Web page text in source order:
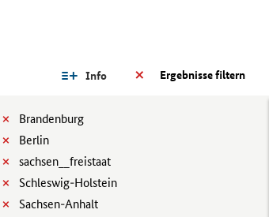
Ergebnisse filtern
Info
Brandenburg
Berlin
sachsen__freistaat
Schleswig-Holstein
Sachsen-Anhalt